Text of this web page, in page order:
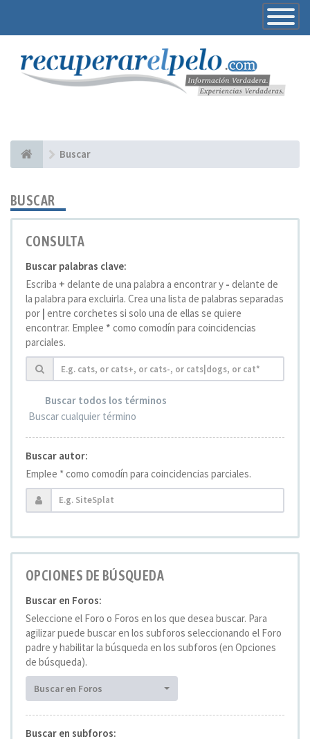
Toggle
Buscar
BUSCAR
CONSULTA
Buscar palabras clave:
Escriba + delante de una palabra a encontrar y - delante de
la palabra para excluirla. Crea una lista de palabras separadas
por | entre corchetes si solo una de ellas se quiere
encontrar. Emplee * como comodín para coincidencias
parciales.
Buscar todos los términos
Buscar cualquier término
Buscar autor:
Emplee * como comodín para coincidencias parciales.
OPCIONES DE BÚSQUEDA
Buscar en Foros:
Seleccione el Foro o Foros en los que desea buscar. Para
agilizar puede buscar en los subforos seleccionando el Foro
padre y habilitar la búsqueda en los subforos (en Opciones
de búsqueda).
Buscar en Foros
Buscar en subforos: